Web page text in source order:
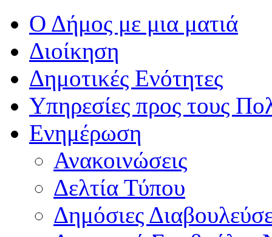
Ο Δήμος με μια ματιά
Διοίκηση
Δημοτικές Ενότητες
Υπηρεσίες προς τους
Ενημέρωση
Ανακοινώσεις
Δελτία Τύπου
Δημόσιες